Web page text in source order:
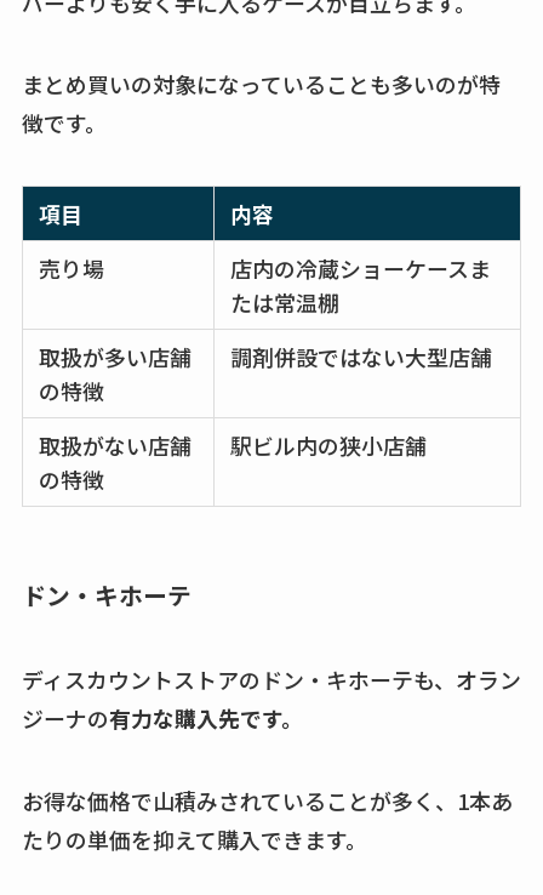
まとめ買いの対象になっていることも多いのが特
徴です。
項目
内容
売り場
店内の冷蔵ショーケースま
たは常温棚
取扱が多い店舗
の特徴
調剤併設ではない大型店舗
取扱がない店舗
の特徴
駅ビル内の狭小店舗
ドン・キホーテ
ディスカウントストアのドン・キホーテも、オラン
ジーナの有力な購入先です。
お得な価格で山積みされていることが多く、1本あ
たりの単価を抑えて購入できます。